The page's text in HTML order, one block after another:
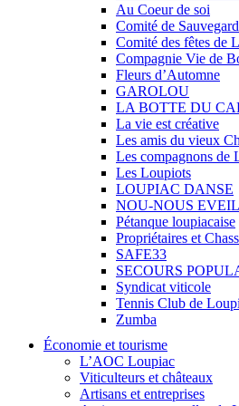
Au Coeur de soi
Comité de
Comité des fêtes de
Compagnie Vie de
Fleurs d’Automne
GAROLOU
LA BOTTE DU
La vie est créative
Les amis du vieux
Les compagnons de
Les Loupiots
LOUPIAC DANSE
NOU-NOUS
Pétanque loupiacaise
Propriétaires et
SAFE33
SECOURS
Syndicat viticole
Tennis Club de
Zumba
Économie et tourisme
L’AOC Loupiac
Viticulteurs et châteaux
Artisans et entreprises